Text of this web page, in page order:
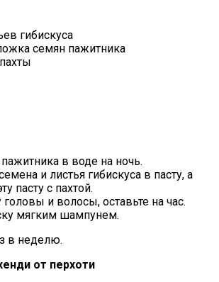
гибискуса
семян пажитника
в воде на ночь.
и листья гибискуса в пасту, а
пасту с пахтой.
и волосы, оставьте на час.
мягким шампунем.
в неделю.
от перхоти